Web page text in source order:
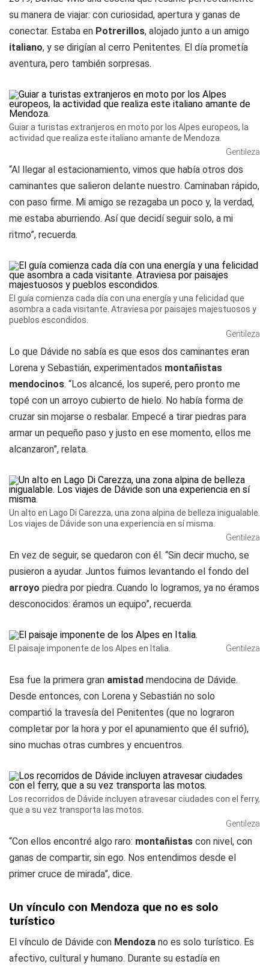
su manera de viajar: con curiosidad, apertura y ganas de
conectar. Estaba en Potrerillos, alojado junto a un amigo
italiano, y se dirigían al cerro Penitentes. El día prometía
aventura, pero también sorpresas.
Guiar a turistas extranjeros en moto por los Alpes europeos, la
actividad que realiza este italiano amante de Mendoza.
Gentileza
“Al llegar al estacionamiento, vimos que había otros dos
caminantes que salieron delante nuestro. Caminaban rápido,
con paso firme. Mi amigo se rezagaba un poco y, la verdad,
me estaba aburriendo. Así que decidí seguir solo, a mi
ritmo”, recuerda.
El guía comienza cada día con una energía y una felicidad que
asombra a cada visitante. Atraviesa por paisajes majestuosos y
pueblos escondidos.
Gentileza
Lo que Dávide no sabía es que esos dos caminantes eran
Lorena y Sebastián, experimentados montañistas
mendocinos. “Los alcancé, los superé, pero pronto me
topé con un arroyo cubierto de hielo. No había forma de
cruzar sin mojarse o resbalar. Empecé a tirar piedras para
armar un pequeño paso y justo en ese momento, ellos me
alcanzaron”, relata.
Un alto en Lago Di Carezza, una zona alpina de belleza inigualable.
Los viajes de Dávide son una experiencia en sí misma.
Gentileza
En vez de seguir, se quedaron con él. “Sin decir mucho, se
pusieron a ayudar. Juntos fuimos levantando el fondo del
arroyo piedra por piedra. Cuando lo logramos, ya no éramos
desconocidos: éramos un equipo”, recuerda.
El paisaje imponente de los Alpes en Italia. Gentileza
Esa fue la primera gran amistad mendocina de Dávide.
Desde entonces, con Lorena y Sebastián no solo
compartió la travesía del Penitentes (que no lograron
completar por la hora y por el apunamiento que él sufrió),
sino muchas otras cumbres y encuentros.
Los recorridos de Dávide incluyen atravesar ciudades con el ferry,
que a su vez transporta las motos.
Gentileza
“Con ellos encontré algo raro: montañistas con nivel, con
ganas de compartir, sin ego. Nos entendimos desde el
primer cruce de mirada”, dice.
Un vínculo con Mendoza que no es solo
turístico
El vínculo de Dávide con Mendoza no es solo turístico. Es
afectivo, cultural y humano. Durante su estadía en